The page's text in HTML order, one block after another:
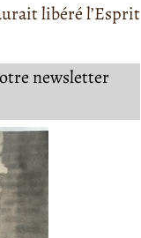
libéré l’Esprit
newsletter